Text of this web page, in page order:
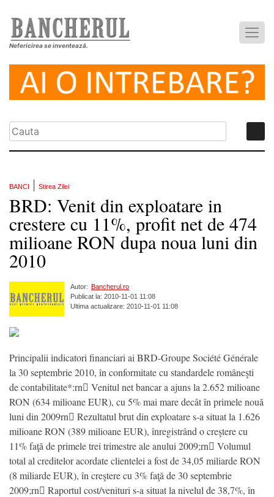
Nefericirea se inventează.
BANCI Stirea Zilei
BRD: Venit din exploatare in
crestere cu 11%, profit net de 474
milioane RON dupa noua luni din
2010
Autor: Bancherul.ro
Publicat la: 2010-11-01 11:08
Ultima actualizare: 2010-11-01 11:08
Principalii indicatori financiari ai BRD-Groupe Société Générale
la 30 septembrie 2010, în conformitate cu standardele româneşti
de contabilitate*:rn􀀗 Venitul net bancar a ajuns la 2.652 milioane
RON (634 milioane EUR), cu 5% mai mare decât în primele nouă
luni din 2009rn􀀗 Rezultatul brut din exploatare s-a situat la 1.626
milioane RON (389 milioane EUR), înregistrând o creştere cu
11% faţă de primele trei trimestre ale anului 2009;rn􀀗 Volumul
total al creditelor acordate clientelei a fost de 34,05 miliarde RON
(8 miliarde EUR), în creştere cu 3% faţă de 30 septembrie
2009;rn􀀗 Raportul cost/venituri s-a situat la nivelul de 38,7%, în